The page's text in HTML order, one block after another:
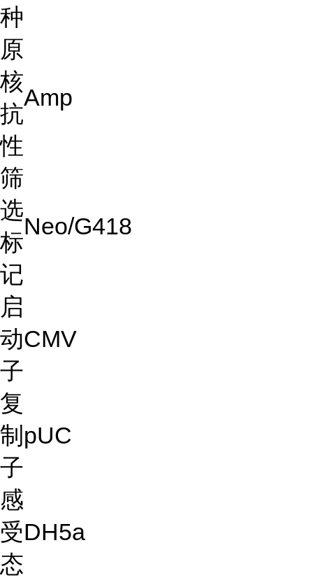
种
原
核
抗
性
Amp
筛
选
标
记
Neo/G418
启
动
子
CMV
复
制
子
pUC
感
受
态
DH5a